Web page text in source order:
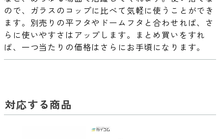
ので、ガラスのコップに比べて気軽に使うことができ
ます。別売りの平フタやドームフタと合わせれば、さ
らに使いやすさはアップします。まとめ買いをすれ
ば、一つ当たりの価格はさらにお手頃になります。
対応する商品